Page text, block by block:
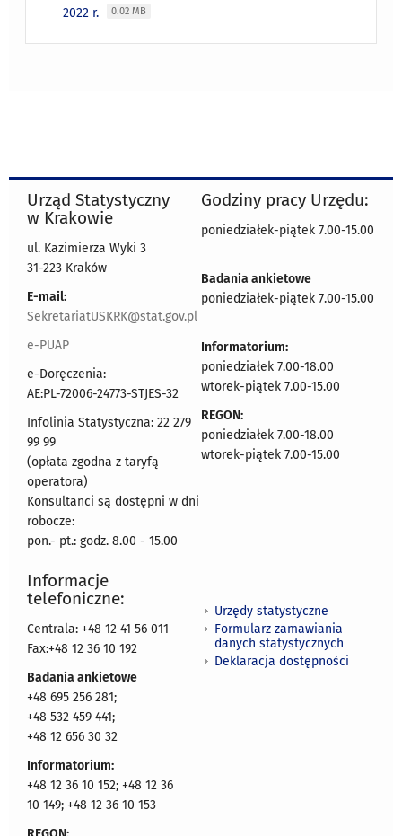
2022 r.
0.02 MB
Urząd Statystyczny
w Krakowie
ul. Kazimierza Wyki 3
31-223 Kraków
E-mail:
SekretariatUSKRK@stat.gov.pl
e-PUAP
e-Doręczenia:
AE:PL-72006-24773-STJES-32
Infolinia Statystyczna: 22 279
99 99
(opłata zgodna z taryfą
operatora)
Konsultanci są dostępni w dni
robocze:
pon.- pt.: godz. 8.00 - 15.00
Godziny pracy Urzędu:
poniedziałek-piątek 7.00-15.00
Badania ankietowe
poniedziałek-piątek 7.00-15.00
Informatorium:
poniedziałek 7.00-18.00
wtorek-piątek 7.00-15.00
REGON:
poniedziałek 7.00-18.00
wtorek-piątek 7.00-15.00
Informacje
telefoniczne:
Centrala: +48 12 41 56 011
Fax:+48 12 36 10 192
Badania ankietowe
+48 695 256 281;
+48 532 459 441;
+48 12 656 30 32
Informatorium:
+48 12 36 10 152; +48 12 36
10 149; +48 12 36 10 153
Urzędy statystyczne
Formularz zamawiania
danych statystycznych
Deklaracja dostępności